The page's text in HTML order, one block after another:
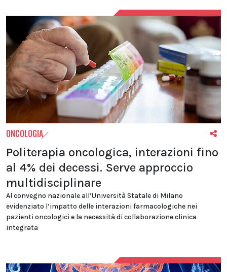
ONCOLOGIA
Politerapia oncologica, interazioni fino
al 4% dei decessi. Serve approccio
multidisciplinare
Al convegno nazionale all’Università Statale di Milano
evidenziato l’impatto delle interazioni farmacologiche nei
pazienti oncologici e la necessità di collaborazione clinica
integrata